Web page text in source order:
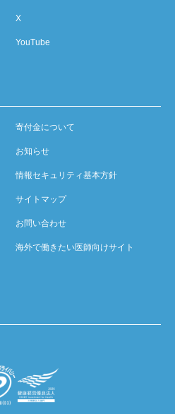
X
YouTube
寄付金について
お知らせ
情報セキュリティ基本方針
サイトマップ
お問い合わせ
海外で働きたい医師向けサイト